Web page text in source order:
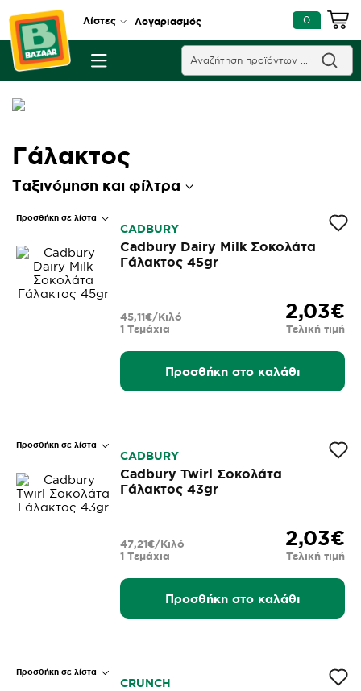
Λίστες Λογαριασμός 0
Γάλακτος
Ταξινόμηση και φίλτρα
Προσθήκη σε λίστα
CADBURY
Cadbury Dairy Milk Σοκολάτα
Γάλακτος 45gr
2,03€
Τελική τιμή
1 Τεμάχια
45,11€/Κιλό
Προσθήκη στο καλάθι
Προσθήκη σε λίστα
CADBURY
Cadbury Twirl Σοκολάτα
Γάλακτος 43gr
2,03€
Τελική τιμή
1 Τεμάχια
47,21€/Κιλό
Προσθήκη στο καλάθι
Προσθήκη σε λίστα
CRUNCH